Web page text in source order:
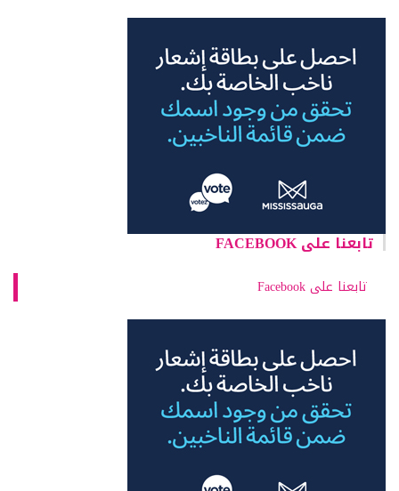
تابعنا على FACEBOOK
تابعنا على Facebook